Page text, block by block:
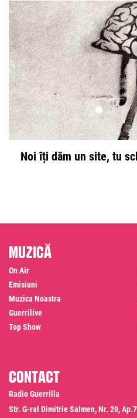
Noi îți dăm un site, tu
Muzică
On Air
Emisiuni
Muzica Noastra
Guerrilive
Top Show
Contact
Radio Guerrilla
Str. G-ral Dimitrie Salmen, Nr. 20,